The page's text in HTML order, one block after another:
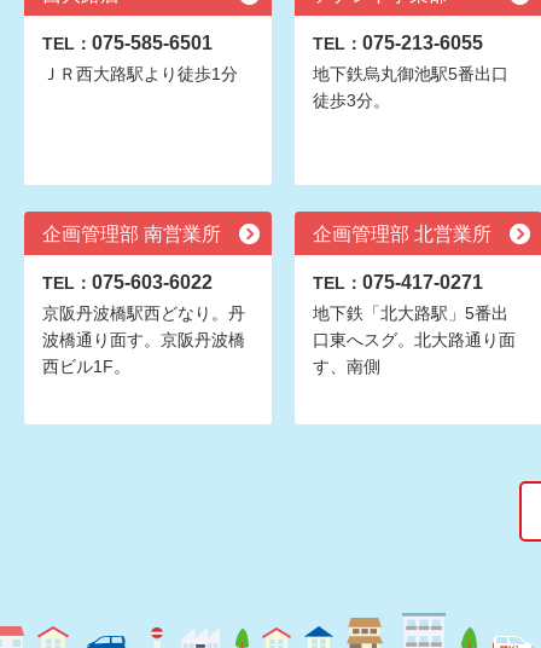
TEL： 075-585-6501
ＪＲ西大路駅より徒歩1分
TEL： 075-213-6055
地下鉄烏丸御池駅5番出口
徒歩3分。
企画管理部 南営業所
TEL： 075-603-6022
京阪丹波橋駅西どなり。丹
波橋通り面す。京阪丹波橋
西ビル1F。
企画管理部 北営業所
TEL： 075-417-0271
地下鉄「北大路駅」5番出
口東へスグ。北大路通り面
す、南側